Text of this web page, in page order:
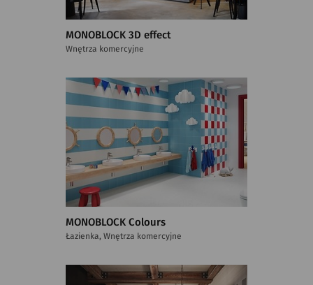
MONOBLOCK 3D effect
Wnętrza komercyjne
MONOBLOCK Colours
Łazienka, Wnętrza komercyjne